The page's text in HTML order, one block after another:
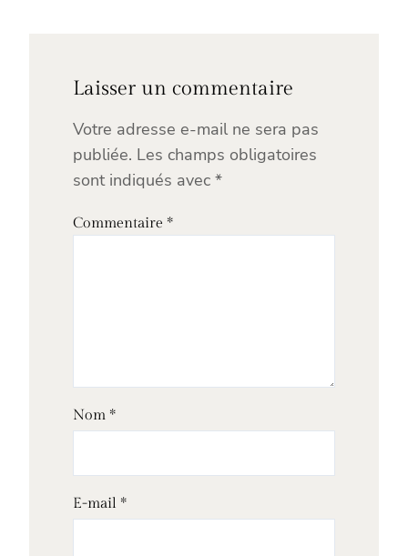
Laisser un commentaire
Votre adresse e-mail ne sera pas
publiée. Les champs obligatoires
sont indiqués avec *
Commentaire *
Nom *
E-mail *